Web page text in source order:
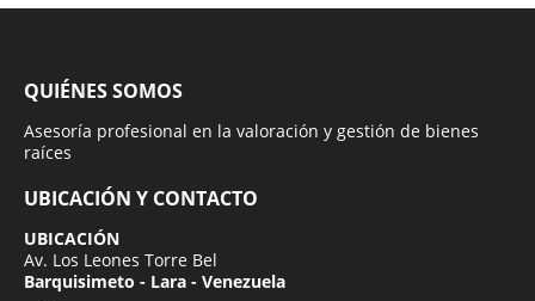
QUIÉNES SOMOS
Asesoría profesional en la valoración y gestión de bienes
raíces
UBICACIÓN Y CONTACTO
UBICACIÓN
Av. Los Leones Torre Bel
Barquisimeto - Lara - Venezuela